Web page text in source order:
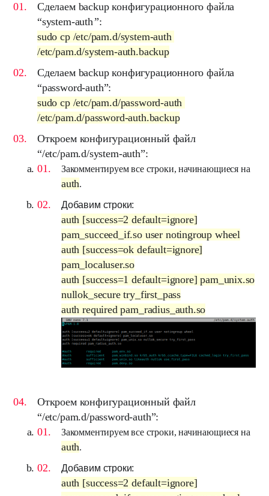
Сделаем backup конфигурационного файла
“system-auth”:
sudo cp /etc/pam.d/system-auth
/etc/pam.d/system-auth.backup
Сделаем backup конфигурационного файла
“password-auth”:
sudo cp /etc/pam.d/password-auth
/etc/pam.d/password-auth.backup
Откроем конфигурационный файл
“/etc/pam.d/system-auth”:
Закомментируем все строки, начинающиеся на
auth.
Добавим строки:
auth [success=2 default=ignore]
pam_succeed_if.so user notingroup wheel
auth [success=ok default=ignore]
pam_localuser.so
auth [success=1 default=ignore] pam_unix.so
nullok_secure try_first_pass
auth required pam_radius_auth.so
Откроем конфигурационный файл
“/etc/pam.d/password-auth”:
Закомментируем все строки, начинающиеся на
auth.
Добавим строки:
auth [success=2 default=ignore]